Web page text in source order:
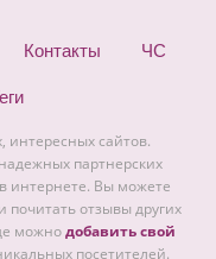
Контакты ЧС
интересных сайтов.
партнерских
интернете. Вы можете
почитать отзывы других
можнодобавить свой
посетителей.